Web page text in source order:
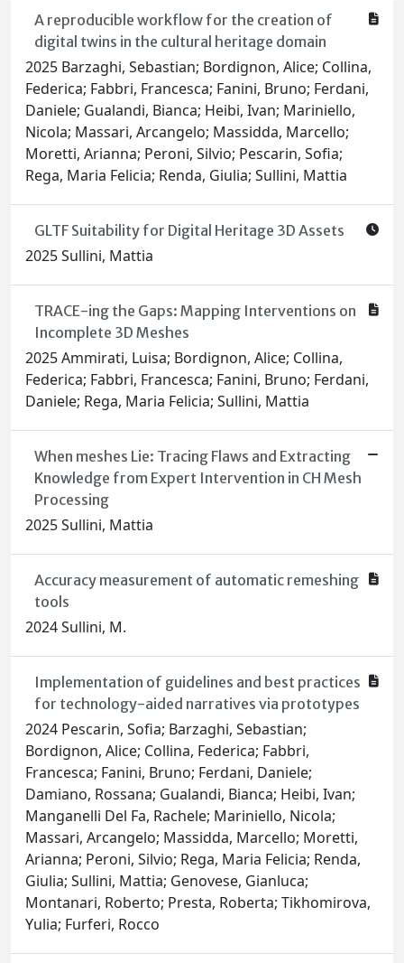
A reproducible workflow for the creation of
digital twins in the cultural heritage domain
2025 Barzaghi, Sebastian; Bordignon, Alice; Collina,
Federica; Fabbri, Francesca; Fanini, Bruno; Ferdani,
Daniele; Gualandi, Bianca; Heibi, Ivan; Mariniello,
Nicola; Massari, Arcangelo; Massidda, Marcello;
Moretti, Arianna; Peroni, Silvio; Pescarin, Sofia;
Rega, Maria Felicia; Renda, Giulia; Sullini, Mattia
GLTF Suitability for Digital Heritage 3D Assets
2025 Sullini, Mattia
TRACE-ing the Gaps: Mapping Interventions on
Incomplete 3D Meshes
2025 Ammirati, Luisa; Bordignon, Alice; Collina,
Federica; Fabbri, Francesca; Fanini, Bruno; Ferdani,
Daniele; Rega, Maria Felicia; Sullini, Mattia
When meshes Lie: Tracing Flaws and Extracting
Knowledge from Expert Intervention in CH Mesh
Processing
2025 Sullini, Mattia
Accuracy measurement of automatic remeshing
tools
2024 Sullini, M.
Implementation of guidelines and best practices
for technology-aided narratives via prototypes
2024 Pescarin, Sofia; Barzaghi, Sebastian;
Bordignon, Alice; Collina, Federica; Fabbri,
Francesca; Fanini, Bruno; Ferdani, Daniele;
Damiano, Rossana; Gualandi, Bianca; Heibi, Ivan;
Manganelli Del Fa, Rachele; Mariniello, Nicola;
Massari, Arcangelo; Massidda, Marcello; Moretti,
Arianna; Peroni, Silvio; Rega, Maria Felicia; Renda,
Giulia; Sullini, Mattia; Genovese, Gianluca;
Montanari, Roberto; Presta, Roberta; Tikhomirova,
Yulia; Furferi, Rocco